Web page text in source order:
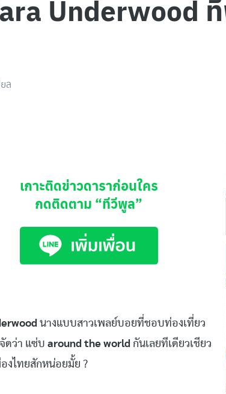
Underwood
ล
เกาะติดข่าวดาราก่อนใคร
กดติดตาม “ทีวีพูล”
นางแบบสาวเพลย์บอยที่ชอบท่องเที่ยว
ดว่า แซ่บ around the world กันเลยทีเดียวเชียว
งไทยสักหน่อยมั้ย ?